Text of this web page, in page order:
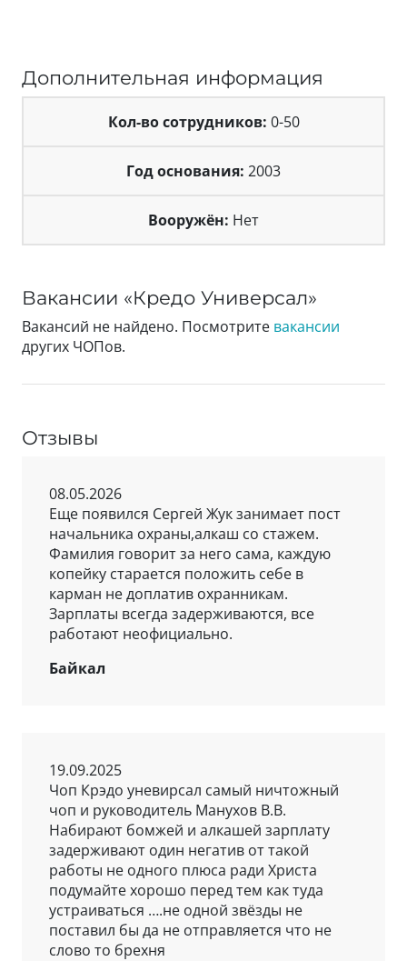
Дополнительная информация
Кол-во сотрудников: 0-50
Год основания: 2003
Вооружён: Нет
Вакансии «Кредо Универсал»
Вакансий не найдено. Посмотрите вакансии
других ЧОПов.
Отзывы
08.05.2026
Еще появился Сергей Жук занимает пост
начальника охраны,алкаш со стажем.
Фамилия говорит за него сама, каждую
копейку старается положить себе в
карман не доплатив охранникам.
Зарплаты всегда задерживаются, все
работают неофициально.
Байкал
19.09.2025
Чоп Крэдо уневирсал самый ничтожный
чоп и руководитель Манухов В.В.
Набирают бомжей и алкашей зарплату
задерживают один негатив от такой
работы не одного плюса ради Христа
подумайте хорошо перед тем как туда
устраиваться ….не одной звёзды не
поставил бы да не отправляется что не
слово то брехня